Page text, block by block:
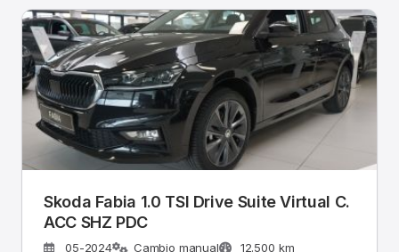
Skoda Fabia 1.0 TSI Drive Suite Virtual C.
ACC SHZ PDC
05-2024 Cambio manual
12.500 km